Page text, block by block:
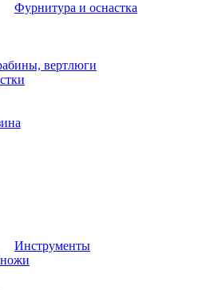
Фурнитура и оснастка
вертлюги
Инструменты